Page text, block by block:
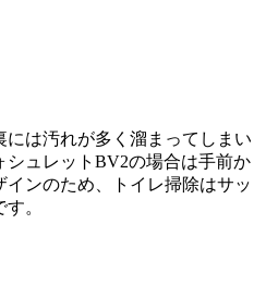
は汚れが多く溜まってしまい
シュレットBV2の場合は手前か
ンのため、トイレ掃除はサッ
。